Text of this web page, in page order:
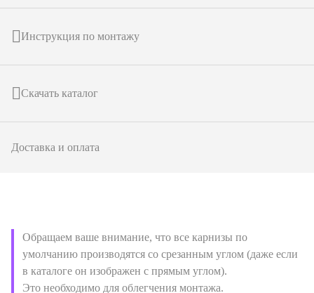
Инструкция по монтажу
Скачать каталог
Доставка и оплата
Обращаем ваше внимание, что все карнизы по
умолчанию производятся со срезанным углом (даже если
в каталоге он изображен с прямым углом).
Это необходимо для облегчения монтажа.